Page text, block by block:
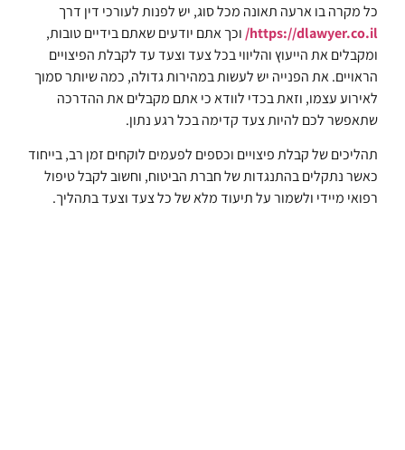
כל מקרה בו ארעה תאונה מכל סוג, יש לפנות לעורכי דין דרך
https://dlawyer.co.il/ וכך אתם יודעים שאתם בידיים טובות,
ומקבלים את הייעוץ והליווי בכל צעד וצעד עד לקבלת הפיצויים
הראויים. את הפנייה יש לעשות במהירות גדולה, כמה שיותר סמוך
לאירוע עצמו, וזאת בכדי לוודא כי אתם מקבלים את ההדרכה
שתאפשר לכם להיות צעד קדימה בכל רגע נתון.
תהליכים של קבלת פיצויים וכספים לפעמים לוקחים זמן רב, בייחוד
כאשר נתקלים בהתנגדות של חברת הביטוח, וחשוב לקבל טיפול
רפואי מיידי ולשמור על תיעוד מלא של כל צעד וצעד בתהליך.